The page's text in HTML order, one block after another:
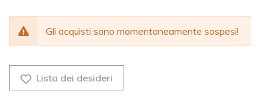
Gli acquisti sono momentaneamente sospesi!
Lista dei desideri